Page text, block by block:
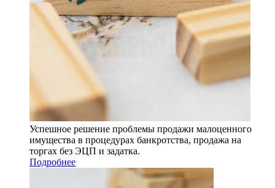
Успешное решение проблемы продажи малоценного
имущества в процедурах банкротства, продажа на
торгах без ЭЦП и задатка.
Подробнее